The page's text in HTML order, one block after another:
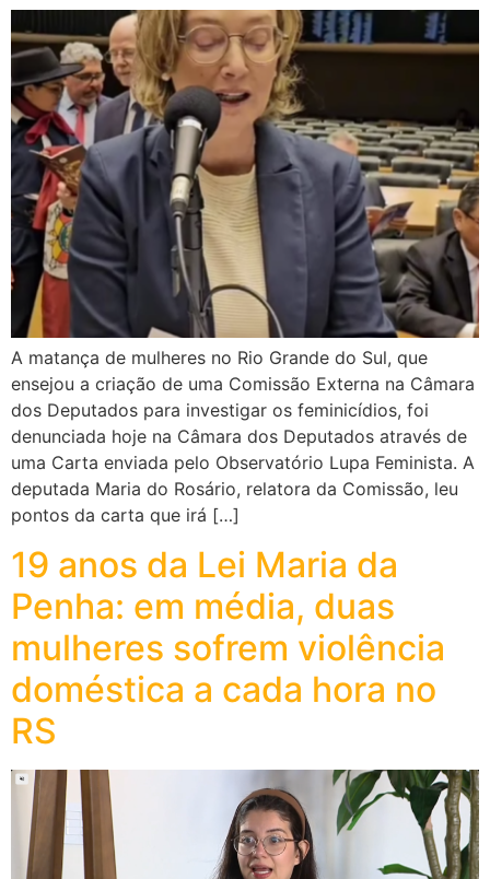
A matança de mulheres no Rio Grande do Sul, que
ensejou a criação de uma Comissão Externa na Câmara
dos Deputados para investigar os feminicídios, foi
denunciada hoje na Câmara dos Deputados através de
uma Carta enviada pelo Observatório Lupa Feminista. A
deputada Maria do Rosário, relatora da Comissão, leu
pontos da carta que irá […]
19 anos da Lei Maria da
Penha: em média, duas
mulheres sofrem violência
doméstica a cada hora no
RS